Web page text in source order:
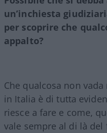
un’inchiesta
per scoprire che
appalto?
Che qualcosa non
in Italia è di tutta
riesce a fare e come,
vale sempre al di là